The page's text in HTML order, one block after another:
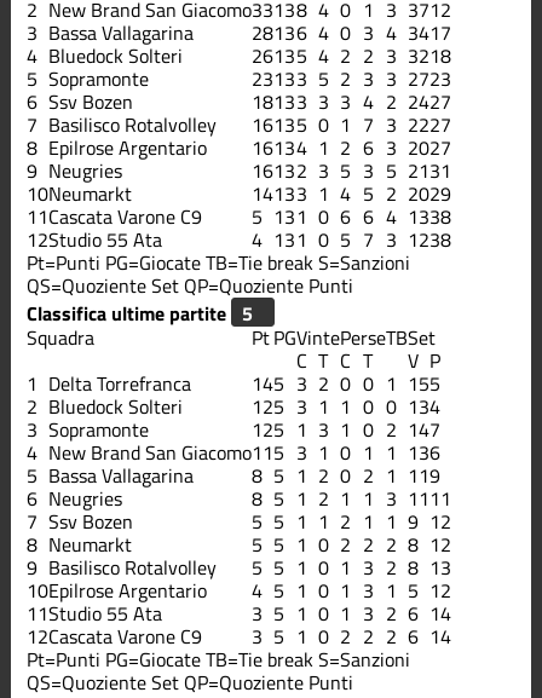
2 New Brand San Giacomo33138 4 0 1 3 3712
3 Bassa Vallagarina 28136 4 0 3 4 3417
4 Bluedock Solteri 26135 4 2 2 3 3218
5 Sopramonte 23133 5 2 3 3 2723
6 Ssv Bozen 18133 3 3 4 2 2427
7 Basilisco Rotalvolley 16135 0 1 7 3 2227
8 Epilrose Argentario 16134 1 2 6 3 2027
9 Neugries 16132 3 5 3 5 2131
10Neumarkt 14133 1 4 5 2 2029
11Cascata Varone C9 5 131 0 6 6 4 1338
12Studio 55 Ata 4 131 0 5 7 3 1238
Pt=Punti PG=GiocateTB=Tie breakS=Sanzioni
QS=Quoziente Set QP=Quoziente Punti
Classifica ultime partite
Squadra
PtPGVintePerseTBSet
C T C T V P
1 Delta Torrefranca 145 3 2 0 0 1 155
2 Bluedock Solteri 125 3 1 1 0 0 134
3 Sopramonte 125 1 3 1 0 2 147
4 New Brand San Giacomo115 3 1 0 1 1 136
5 Bassa Vallagarina 8 5 1 2 0 2 1 119
6 Neugries 8 5 1 2 1 1 3 1111
7 Ssv Bozen 5 5 1 1 2 1 1 9 12
8 Neumarkt 5 5 1 0 2 2 2 8 12
9 Basilisco Rotalvolley 5 5 1 0 1 3 2 8 13
10Epilrose Argentario 4 5 1 0 1 3 1 5 12
11Studio 55 Ata 3 5 1 0 1 3 2 6 14
12Cascata Varone C9 3 5 1 0 2 2 2 6 14
Pt=Punti PG=GiocateTB=Tie breakS=Sanzioni
QS=Quoziente Set QP=Quoziente Punti